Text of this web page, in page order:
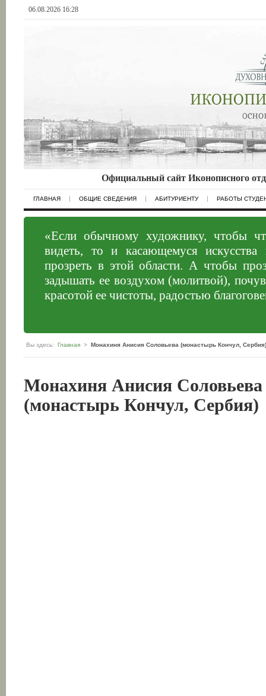
06.08.2026 16:28
Официальный сайт Иконописного
ГЛАВНАЯ ОБЩИЕ СВЕДЕНИЯ АБИТУРИЕНТУ РАБОТЫ
«Если обычному художнику, чтобы
видеть, то и касающемуся искусства
прозреть в этой области. А чтобы
задышать ее воздухом (молитвой),
красотой ее чистоты, радостью
Вы здесь: Главная > Монахиня Анисия Соловьева (монастырь Кончул, Сербия)
Монахиня Анисия Соловьева
(монастырь Кончул, Сербия)